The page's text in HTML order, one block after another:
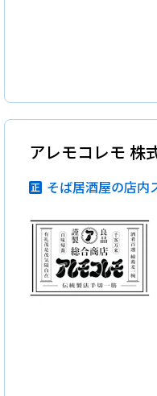
アレモコレモ 株
そば居酒屋の店内